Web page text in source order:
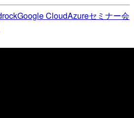
Google CloudAzureセミナー会